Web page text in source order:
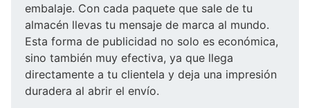
embalaje. Con cada paquete que sale de tu
almacén llevas tu mensaje de marca al mundo.
Esta forma de publicidad no solo es económica,
sino también muy efectiva, ya que llega
directamente a tu clientela y deja una impresión
duradera al abrir el envío.